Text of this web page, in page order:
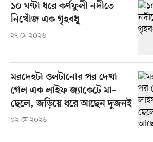
১০ ঘণ্টা ধরে কর্ণফুলী নদীতে
নিখোঁজ এক গৃহবধূ
২৭ মে ২০২৬
মরদেহটা ওলটানোর পর দেখা
গেল এক লাইফ জ্যাকেটে মা–
ছেলে, জড়িয়ে ধরে আছেন দুজনই
০২ মে ২০২৬